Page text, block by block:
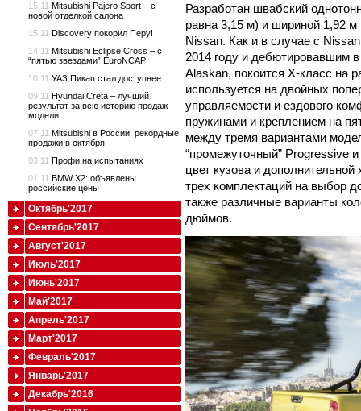
Разработан швабский
равна 3,15 м) и шириной 1,92 м
Nissan. Как и в случае с
2014 году и дебютировавшим
Alaskan, покоится X-класс на
используется на двойных
управляемости и ездового
пружинами и креплением на
между тремя вариантами
“промежуточный” Progressive
цвет кузова и
трех комплектаций на выбор
также различные варианты
дюймов.
15.11 Mitsubishi Pajero Sport – с
новой отделкой салона
15.11 Discovery покорил Перу!
14.11 Mitsubishi Eclipse Cross – с
“пятью звездами” EuroNCAP
10.11 УАЗ Пикап стал доступнее
09.11 Hyundai Creta – лучший
результат за всю историю продаж
модели
07.11 Mitsubishi в России: рекордные
продажи в октября
03.11 Профи на испытаниях
01.11 BMW X2: объявлены
российские цены
Октябрь'2017
Сентябрь'2017
Август'2017
Июль'2017
Июнь'2017
Май'2017
Апрель'2017
Март'2017
Февраль'2017
Январь'2017
Декабрь'2016